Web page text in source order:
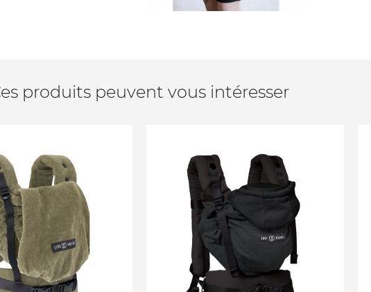
produits peuvent vous intéresser